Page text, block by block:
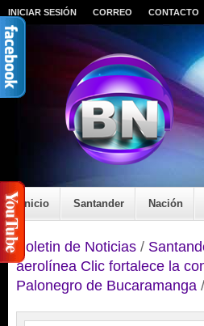
INICIAR SESIÓN CORREO CONTACTO
Inicio Santander Nación
Boletin de Noticias /
aerolínea Clic fortalece la
Palonegro de Bucaramanga /